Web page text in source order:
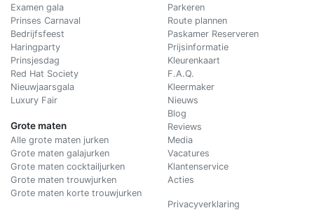
Examen gala
Prinses Carnaval
Bedrijfsfeest
Haringparty
Prinsjesdag
Red Hat Society
Nieuwjaarsgala
Luxury Fair
Grote maten
Alle grote maten jurken
Grote maten galajurken
Grote maten cocktailjurken
Grote maten trouwjurken
Grote maten korte trouwjurken
Parkeren
Route plannen
Paskamer Reserveren
Prijsinformatie
Kleurenkaart
F.A.Q.
Kleermaker
Nieuws
Blog
Reviews
Media
Vacatures
Klantenservice
Acties
Privacyverklaring